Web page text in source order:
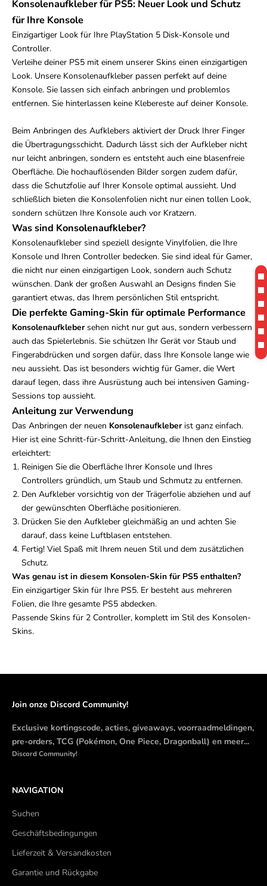
Konsolenaufkleber für PS5: Neuer Look und Schutz
für Ihre Konsole
Einzigartiger Look für Ihre PlayStation 5 Disk-Konsole und
Controller.
Verleihe deiner PS5 mit einem unserer Skins einen einzigartigen
Look. Unsere Konsolenaufkleber passen perfekt auf deine
Konsole. Sie lassen sich einfach anbringen und problemlos
entfernen. Sie hinterlassen keine Klebereste auf deiner Konsole.
Beim Anbringen des Aufklebers aktiviert der Druck Ihrer Finger
die Übertragungsschicht. Dadurch lässt sich der Aufkleber nicht
nur leicht anbringen, sondern es entsteht auch eine blasenfreie
Oberfläche. Die hochauflösenden Bilder sorgen zudem dafür,
dass die Schutzfolie auf Ihrer Konsole optimal aussieht. Und
schließlich bieten die Konsolenfolien nicht nur einen tollen Look,
sondern schützen Ihre Konsole auch vor Kratzern.
Was sind Konsolenaufkleber?
Konsolenaufkleber sind speziell designte Vinylfolien, die Ihre
Konsole und Ihren Controller bedecken. Sie sind ideal für Gamer,
die nicht nur einen einzigartigen Look, sondern auch Schutz
wünschen. Dank der großen Auswahl an Designs finden Sie
garantiert etwas, das Ihrem persönlichen Stil entspricht.
Die perfekte Gaming-Skin für optimale Performance
Konsolenaufklebersehen nicht nur gut aus, sondern verbessern
auch das Spielerlebnis. Sie schützen Ihr Gerät vor Staub und
Fingerabdrücken und sorgen dafür, dass Ihre Konsole lange wie
neu aussieht. Das ist besonders wichtig für Gamer, die Wert
darauf legen, dass ihre Ausrüstung auch bei intensiven Gaming-
Sessions top aussieht.
Anleitung zur Verwendung
Das Anbringen der neuen Konsolenaufkleberist ganz einfach.
Hier ist eine Schritt-für-Schritt-Anleitung, die Ihnen den Einstieg
erleichtert:
Reinigen Sie die Oberfläche Ihrer Konsole und Ihres
Controllers gründlich, um Staub und Schmutz zu entfernen.
Den Aufkleber vorsichtig von der Trägerfolie abziehen und auf
der gewünschten Oberfläche positionieren.
Drücken Sie den Aufkleber gleichmäßig an und achten Sie
darauf, dass keine Luftblasen entstehen.
Fertig! Viel Spaß mit Ihrem neuen Stil und dem zusätzlichen
Schutz.
Was genau ist in diesem Konsolen-Skin für PS5 enthalten?
Ein einzigartiger Skin für Ihre PS5. Er besteht aus mehreren
Folien, die Ihre gesamte PS5 abdecken.
Passende Skins für 2 Controller, komplett im Stil des Konsolen-
Skins.
Join onze Discord Community!
Exclusive kortingscode, acties, giveaways, voorraadmeldingen,
pre-orders, TCG (Pokémon, One Piece, Dragonball) en meer...
Discord Community!
NAVIGATION
Suchen
Geschäftsbedingungen
Lieferzeit & Versandkosten
Garantie und Rückgabe